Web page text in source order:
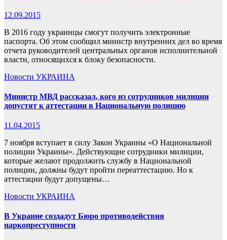
12.09.2015
В 2016 году украинцы смогут получить электронные
паспорта. Об этом сообщил министр внутренних дел во время
отчета руководителей центральных органов исполнительной
власти, относящихся к блоку безопасности.
Новости УКРАИНА
Министр МВД рассказал, кого из сотрудников милиции
допустят к аттестации в Национальную полицию
11.04.2015
7 ноября вступает в силу Закон Украины «О Национальной
полиции Украины». Действующие сотрудники милиции,
которые желают продолжить службу в Национальной
полиции, должны будут пройти переаттестацию. Но к
аттестации будут допущены…
Новости УКРАИНА
В Украине создадут Бюро противодействия
наркопреступности